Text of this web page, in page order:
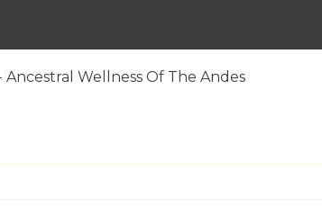
Wellness Of The Andes